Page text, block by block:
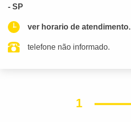
- SP
ver horario de atendimento.
telefone não informado.
1